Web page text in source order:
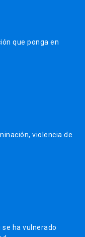
que ponga en
violencia de
ha vulnerado